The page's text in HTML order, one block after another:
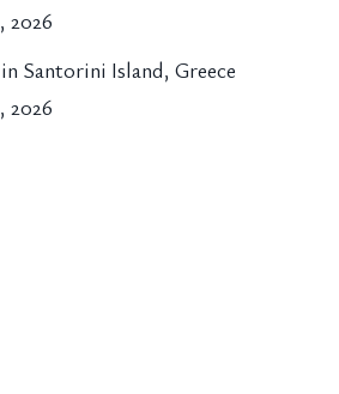
2026
Santorini Island, Greece
2026